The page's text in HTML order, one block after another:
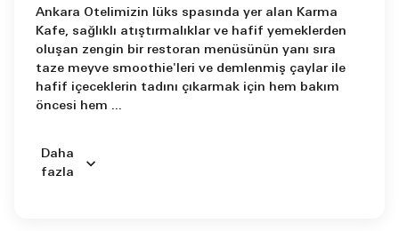
Ankara Otelimizin lüks spasında yer alan Karma
Kafe, sağlıklı atıştırmalıklar ve hafif yemeklerden
oluşan zengin bir restoran menüsünün yanı sıra
taze meyve smoothie'leri ve demlenmiş çaylar ile
hafif içeceklerin tadını çıkarmak için hem bakım
öncesi hem ...
Daha
fazla